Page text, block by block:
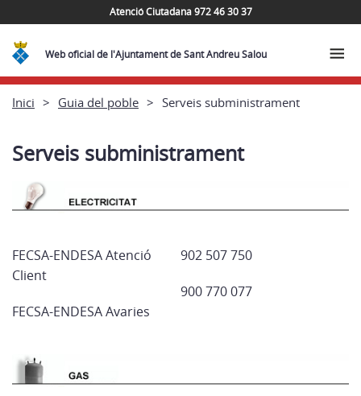
Atenció Ciutadana 972 46 30 37
Web oficial de l'Ajuntament de Sant Andreu Salou
Inici Guia del poble Serveis subministrament
Serveis subministrament
FECSA-ENDESA Atenció
Client
FECSA-ENDESA Avaries
902 507 750
900 770 077